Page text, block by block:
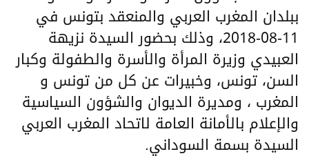
ببلدان المغرب العربي والمنعقد بتونس في
11-08-2018، وذلك بحضور السيدة نزيهة
العبيدي وزيرة المرأة والأسرة والطفولة وكبار
السن، تونس، وخبيرات عن كل من تونس و
المغرب ، ومديرة الديوان والشؤون السياسية
والإعلام بالأمانة العامة لاتحاد المغرب العربي
السيدة بسمة السوداني.